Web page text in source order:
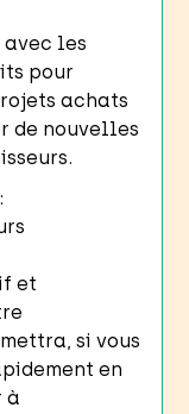
les
pour
achats
de nouvelles
et
si vous
en
à